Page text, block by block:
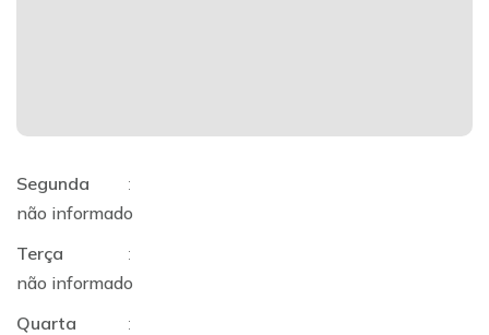
Segunda
:
não informado
Terça
:
não informado
Quarta
: